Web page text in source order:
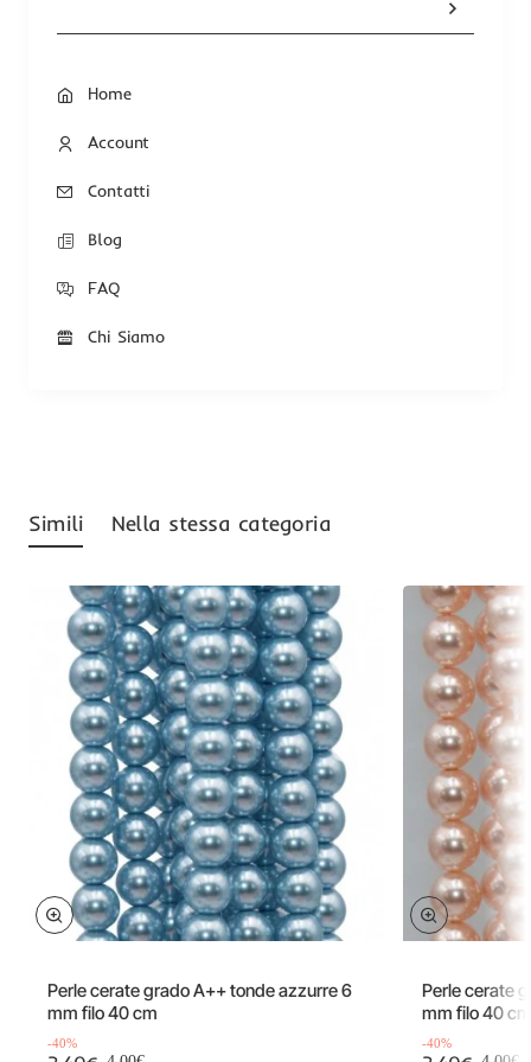
Home
Account
Contatti
Blog
FAQ
Chi Siamo
Simili Nella stessa categoria
Perle cerate grado A++ tonde azzurre 6
mm filo 40 cm
-40%
Perle cerate
mm filo 40 cm
-40%